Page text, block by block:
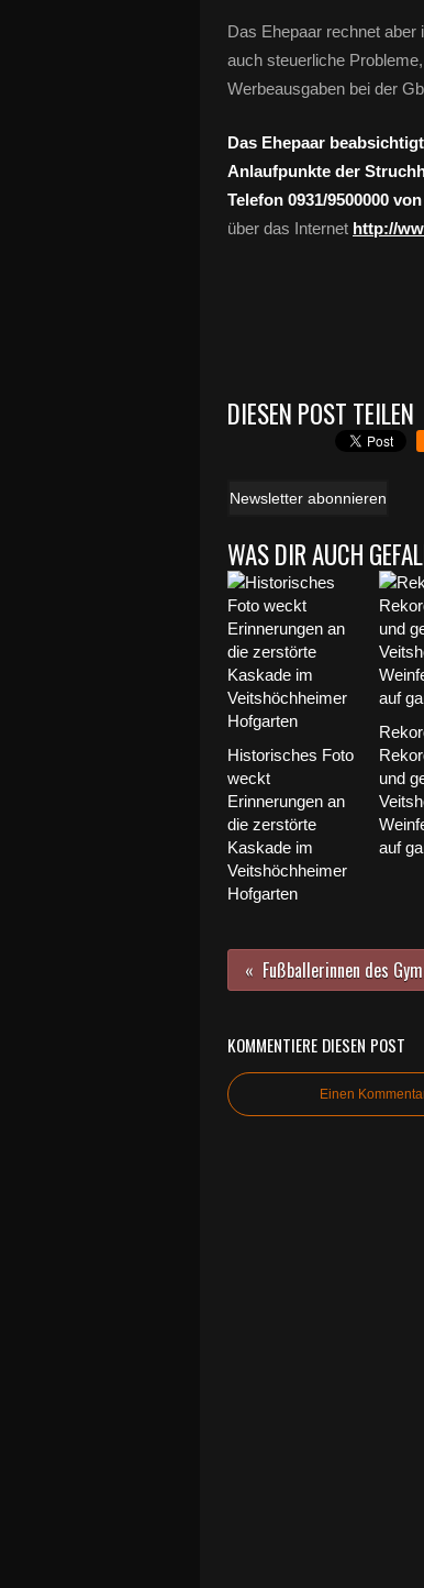
Das Ehepaar rechnet
auch steuerliche
Werbeausgaben bei der
Das Ehepaar
Anlaufpunkte der
Telefon 0931/9500000
über das Internet http://
DIESEN POST TEILEN
Newsletter abonnieren
WAS DIR AUCH
Historisches Foto
weckt
Erinnerungen an
die zerstörte
Kaskade im
Veitshöchheimer
Hofgarten
und
auf
KOMMENTIERE DIESEN POST
Einen